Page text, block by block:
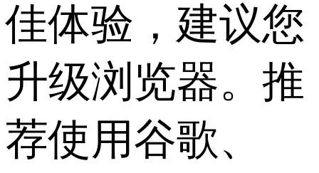
佳体验，建议您
升级浏览器。推
荐使用谷歌、